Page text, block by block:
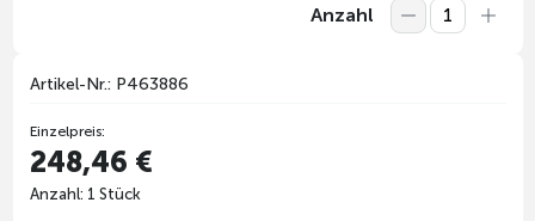
Anzahl
Artikel-Nr.: P463886
Einzelpreis:
248,46 €
Anzahl: 1 Stück